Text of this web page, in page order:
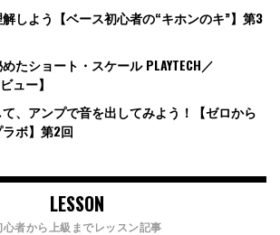
しよう【ベース初心者の“キホンのキ”】第3
たショート・スケール PLAYTECH／
ュー】
、アンプで音を出してみよう！【ゼロから
ボ】第2回
LESSON
心者から上級までレッスン記事